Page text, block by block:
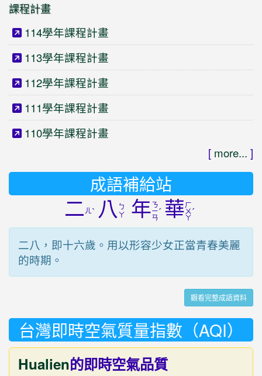
課程計畫
114學年課程計畫
113學年課程計畫
112學年課程計畫
111學年課程計畫
110學年課程計畫
[ more... ]
成語補給站
二ㄦˋ 八 ㄅ
ㄚ
年 ㄋ
ㄧ
ㄢ
ˊ 華ㄏ
ㄨ
ㄚ
ˊ
二八，即十六歲。用以形容少女正當青春美麗
的時期。
觀看完整成語資料
台灣即時空氣質量指數（AQI）
Hualien的即時空氣品質